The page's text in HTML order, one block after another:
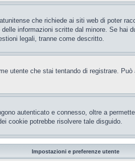
che richiede ai siti web di poter
informazioni scritte dal minore. Se
legali, tranne come descritto.
utente che stai tentando di registrare.
autenticato e connesso, oltre a
cookie potrebbe risolvere tale disguido.
Impostazioni e preferenze utente